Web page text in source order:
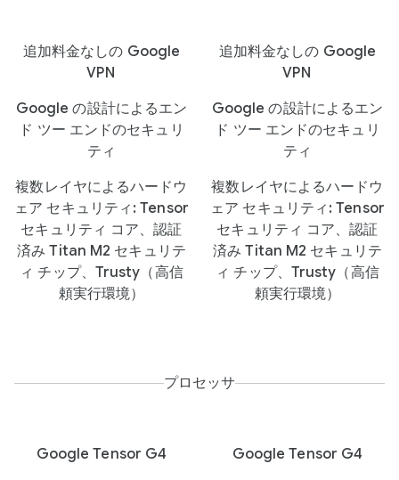
追加料金なしの Google
VPN
追加料金なしの Google
VPN
Google の設計によるエン
ド ツー エンドのセキュリ
ティ
Google の設計によるエン
ド ツー エンドのセキュリ
ティ
複数レイヤによるハードウ
ェア セキュリティ: Tensor
セキュリティ コア、認証
済み Titan M2 セキュリテ
ィ チップ、Trusty（高信
頼実行環境）
複数レイヤによるハードウ
ェア セキュリティ: Tensor
セキュリティ コア、認証
済み Titan M2 セキュリテ
ィ チップ、Trusty（高信
頼実行環境）
プロセッサ
Google Tensor G4
Google Tensor G4